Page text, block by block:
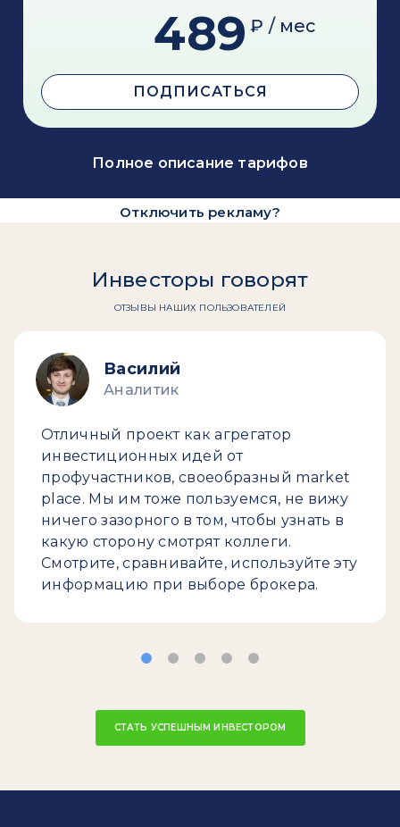
489 ₽ / мес
ПОДПИСАТЬСЯ
Полное описание тарифов
Отключить рекламу?
Инвесторы говорят
ОТЗЫВЫ НАШИХ ПОЛЬЗОВАТЕЛЕЙ
Василий
Аналитик
Отличный проект как агрегатор
инвестиционных идей от
профучастников, своеобразный market
place. Мы им тоже пользуемся, не вижу
ничего зазорного в том, чтобы узнать в
какую сторону смотрят коллеги.
Смотрите, сравнивайте, используйте эту
информацию при выборе брокера.
СТАТЬ УСПЕШНЫМ ИНВЕСТОРОМ